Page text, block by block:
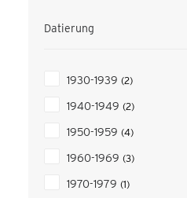
Datierung
1930-1939 (2)
1940-1949 (2)
1950-1959 (4)
1960-1969 (3)
1970-1979 (1)